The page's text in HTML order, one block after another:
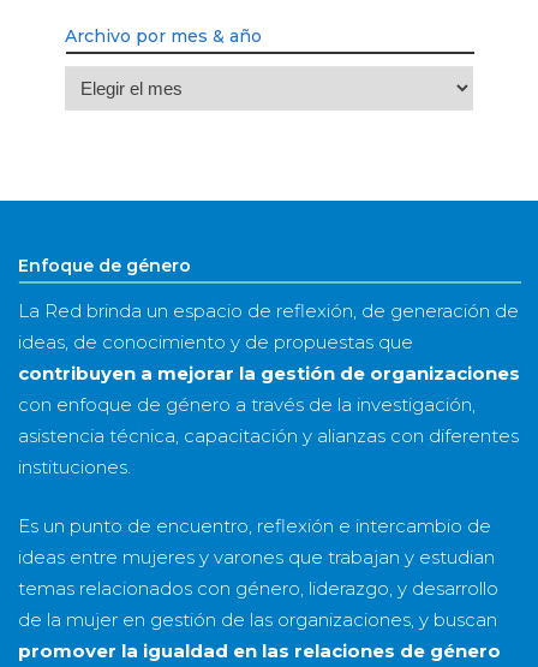
Archivo por mes & año
Archivo
por
año
Enfoque de género
La Red brinda un espacio de reflexión, de generación de
ideas, de conocimiento y de propuestas que
contribuyen a mejorar la gestión de organizaciones
con enfoque de género a través de la investigación,
asistencia técnica, capacitación y alianzas con diferentes
instituciones.
Es un punto de encuentro, reflexión e intercambio de
ideas entre mujeres y varones que trabajan y estudian
temas relacionados con género, liderazgo, y desarrollo
de la mujer en gestión de las organizaciones, y buscan
promover la igualdad en las relaciones de género